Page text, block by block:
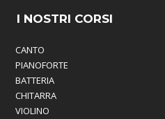
I NOSTRI CORSI
CANTO
PIANOFORTE
BATTERIA
CHITARRA
VIOLINO